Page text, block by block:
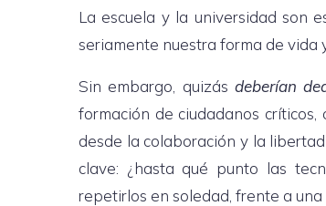
La escuela y la universidad son
seriamente nuestra forma de vida
Sin embargo, quizás deberían
formación de ciudadanos
desde la colaboración y la
clave: ¿hasta qué punto las
repetirlos en soledad, frente a